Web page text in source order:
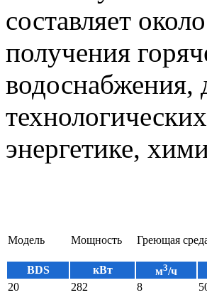
составляет
получения
водоснабжения,
энергетике,
Модель Мощность Греющая
BDS
кВт м3/ч
20
282 8